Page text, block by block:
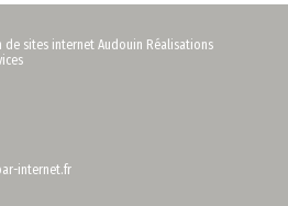
de sites internet Audouin Réalisations
internet.fr